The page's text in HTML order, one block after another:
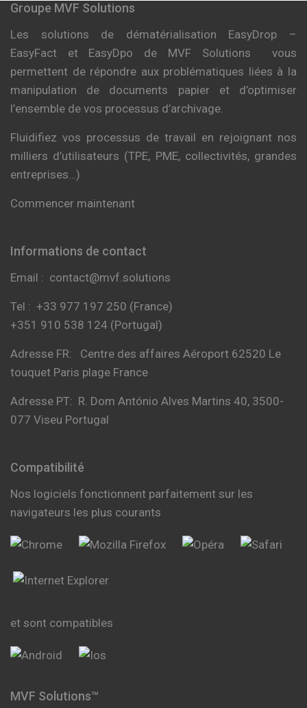
Groupe MVF Solutions
Les solutions de dématérialisation EasyDrop –
EasyFact et EasyDpo de MVF Solutions vous
permettent de répondre aux problématiques liées à la
manipulation de documents papier et d’optimiser
l’ensemble de vos processus d’archivage.
Fluidifiez vos processus de travail en rejoignant nos
milliers d’utilisateurs (TPE, PME, collectivités, grandes
entreprises…)
Commencer maintenant
Informations de contact
Email : contact@mvf.solutions
Tel : +33 977 197 250 (France)
+351 910 538 124 (Portugal)
Adresse FR: Centre des affaires Aéroport 62520 Le
touquet Paris plage France
Adresse PT: R. Dom António Alves Martins 40, 3500-
077 Viseu Portugal
Compatibilité
Nos logiciels fonctionnent parfaitement sur les
navigateurs les plus courants
et sont compatibles
MVF Solutions™